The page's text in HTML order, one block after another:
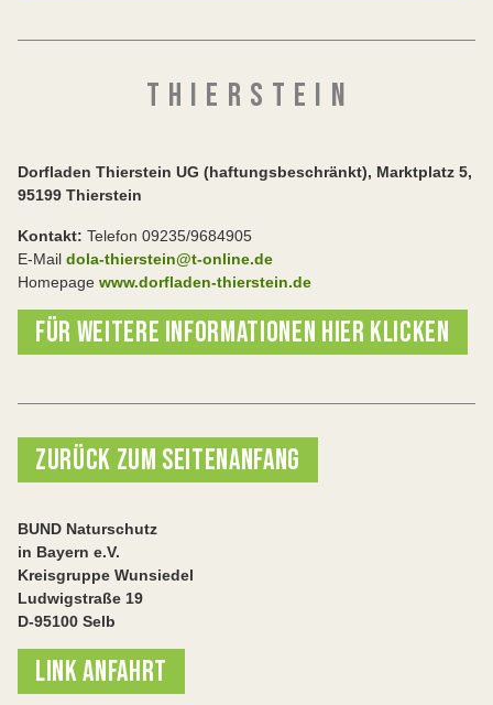
T H I E R S T E I N
Dorfladen Thierstein UG (haftungsbeschränkt), Marktplatz 5,
95199 Thierstein
Kontakt: Telefon 09235/9684905
E-Mail dola-thierstein@t-online.de
Homepage www.dorfladen-thierstein.de
FÜR WEITERE INFORMATIONEN HIER KLICKEN
ZURÜCK ZUM SEITENANFANG
BUND Naturschutz
in Bayern e.V.
Kreisgruppe Wunsiedel
Ludwigstraße 19
D-95100 Selb
LINK ANFAHRT